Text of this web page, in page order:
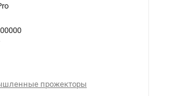
прожекторы